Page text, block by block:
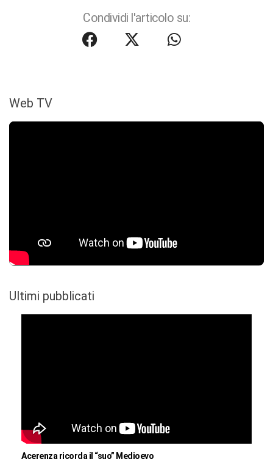
Condividi l'articolo su:
Web TV
Ultimi pubblicati
Acerenza ricorda il “suo” Medioevo